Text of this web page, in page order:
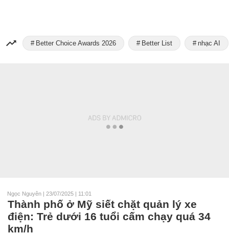
Better Choice Awards 2026 Better List nhạc AI
Ngọc Nguyên | 23/07/2025 | 11:01
Thành phố ở Mỹ siết chặt quản lý xe
điện: Trẻ dưới 16 tuổi cấm chạy quá 34
km/h